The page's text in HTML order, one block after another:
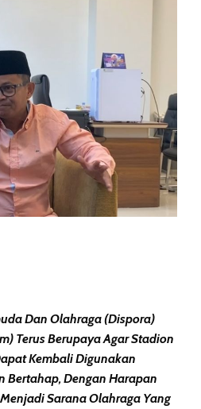
Dan Olahraga (Dispora)
Terus Berupaya Agar Stadion
Kembali Digunakan
Bertahap, Dengan Harapan
Sarana Olahraga Yang